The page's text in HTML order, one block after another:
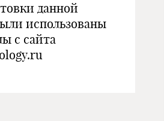
данной
использованы
с сайта